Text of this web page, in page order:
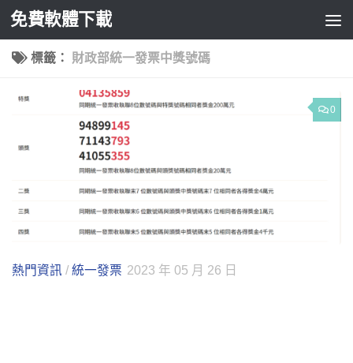
Skip to content
免費軟體下載
標籤： 財政部統一發票中獎號碼
0
熱門資訊 / 統一發票 2023 年 05 月 26 日